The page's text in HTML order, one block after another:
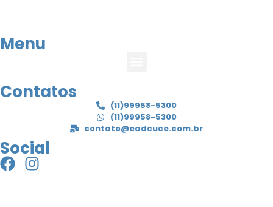
Menu
Contatos
(11)99958-5300
(11)99958-5300
contato@eadcuce.com.br
Social